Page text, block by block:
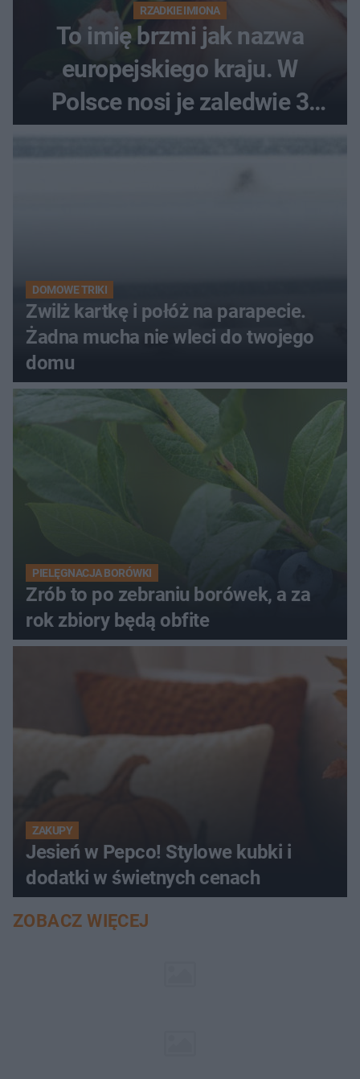
RZADKIE IMIONA
To imię brzmi jak nazwa
europejskiego kraju. W
Polsce nosi je zaledwie 3
DOMOWE TRIKI
Zwilż kartkę i połóż na parapecie.
Żadna mucha nie wleci do twojego
domu
PIELĘGNACJA BORÓWKI
Zrób to po zebraniu borówek, a za
rok zbiory będą obfite
ZAKUPY
Jesień w Pepco! Stylowe kubki i
dodatki w świetnych cenach
ZOBACZ WIĘCEJ